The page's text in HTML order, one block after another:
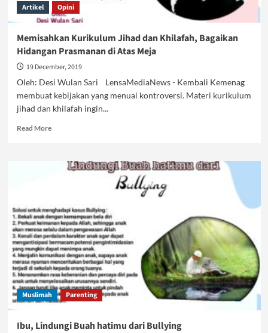
Artikel Opini
Memisahkan Kurikulum Jihad dan Khilafah, Bagaikan
Hidangan Prasmanan di Atas Meja
19 December, 2019
Oleh: Desi Wulan Sari LensaMediaNews - Kembali Kemenag
membuat kebijakan yang menuai kontroversi. Materi kurikulum
jihad dan khilafah ingin...
Read MoreRead
Memisahkan
Kurikulum
Khilafah,
Bagaikan
Hidangan
Prasmanan
di
Atas
Meja
Muslimah Parenting
Ibu, Lindungi Buah hatimu dari Bullying